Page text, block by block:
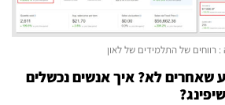
רווחים של התלמידים של לאון
שאחרים לא? איך אנשים נכשלים